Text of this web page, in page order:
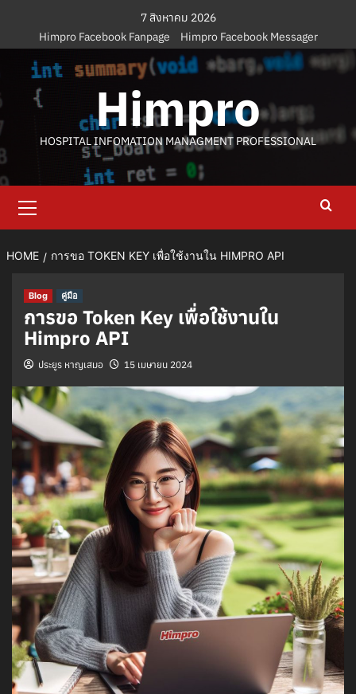
content
7 สิงหาคม 2026
Himpro Facebook Fanpage
Himpro Facebook Messager
Himpro
HOSPITAL INFOMATION MANAGMENT PROFESSIONAL
Menu
HOME การขอ TOKEN KEY เพื่อใช้งานใน HIMPRO API
Blog คู่มือ
การขอ Token Key เพื่อใช้งานใน
Himpro API
ประยูร หาญเสมอ 15 เมษายน 2024